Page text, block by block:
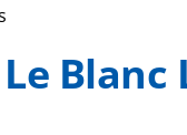
Le Blanc